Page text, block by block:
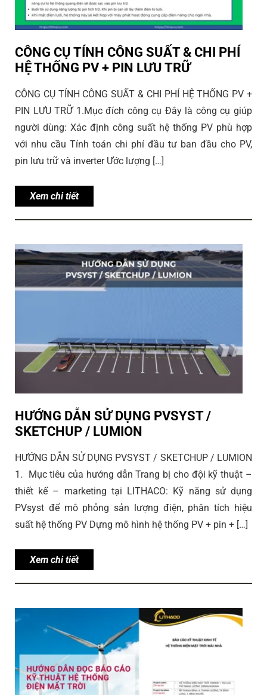
CÔNG CỤ TÍNH CÔNG SUẤT & CHI PHÍ
HỆ THỐNG PV + PIN LƯU TRỮ
CÔNG CỤ TÍNH CÔNG SUẤT & CHI PHÍ HỆ THỐNG PV +
PIN LƯU TRỮ 1.Mục đích công cụ Đây là công cụ giúp
người dùng: Xác định công suất hệ thống PV phù hợp
với nhu cầu Tính toán chi phí đầu tư ban đầu cho PV,
pin lưu trữ và inverter Ước lượng […]
Xem chi tiết
HƯỚNG DẪN SỬ DỤNG PVSYST /
SKETCHUP / LUMION
HƯỚNG DẪN SỬ DỤNG PVSYST / SKETCHUP / LUMION
1. Mục tiêu của hướng dẫn Trang bị cho đội kỹ thuật –
thiết kế – marketing tại LITHACO: Kỹ năng sử dụng
PVsyst để mô phỏng sản lượng điện, phân tích hiệu
suất hệ thống PV Dựng mô hình hệ thống PV + pin + […]
Xem chi tiết